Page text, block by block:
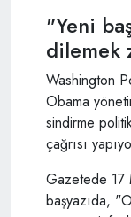
"Yeni
dilemek
Washington
Obama
sindirme
çağrısı
Gazetede 17
başyazıda,